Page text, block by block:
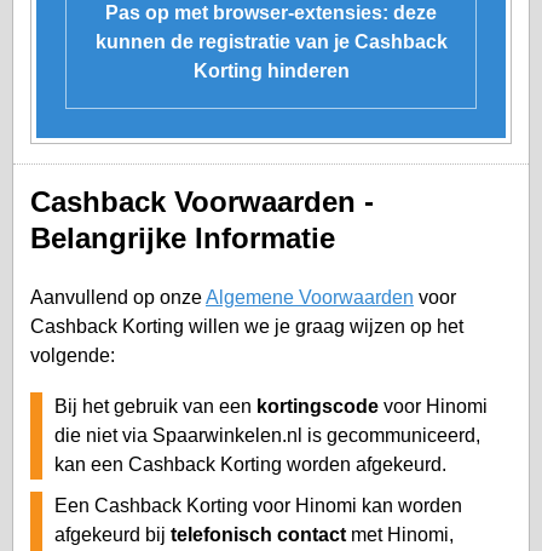
Pas op met browser-extensies: deze
kunnen de registratie van je Cashback
Korting hinderen
Cashback Voorwaarden -
Belangrijke Informatie
Aanvullend op onzeAlgemene Voorwaarden voor
Cashback Korting willen we je graag wijzen op het
volgende:
Bij het gebruik van een kortingscode voor Hinomi
die niet via Spaarwinkelen.nl is gecommuniceerd,
kan een Cashback Korting worden afgekeurd.
Een Cashback Korting voor Hinomi kan worden
afgekeurd bij telefonisch contact met Hinomi,